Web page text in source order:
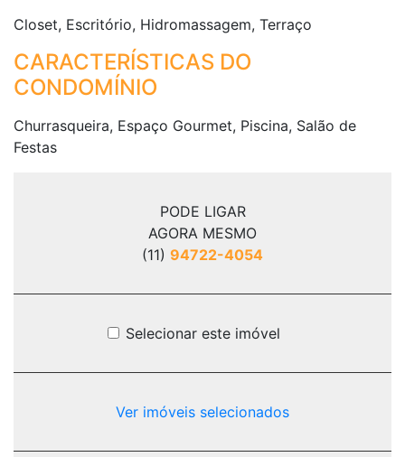
PODE LIGAR
AGORA MESMO
(11) 94722-4054
Selecionar este imóvel
Ver imóveis selecionados
Closet, Escritório, Hidromassagem, Terraço
CARACTERÍSTICAS DO
CONDOMÍNIO
Churrasqueira, Espaço Gourmet, Piscina, Salão de
Festas